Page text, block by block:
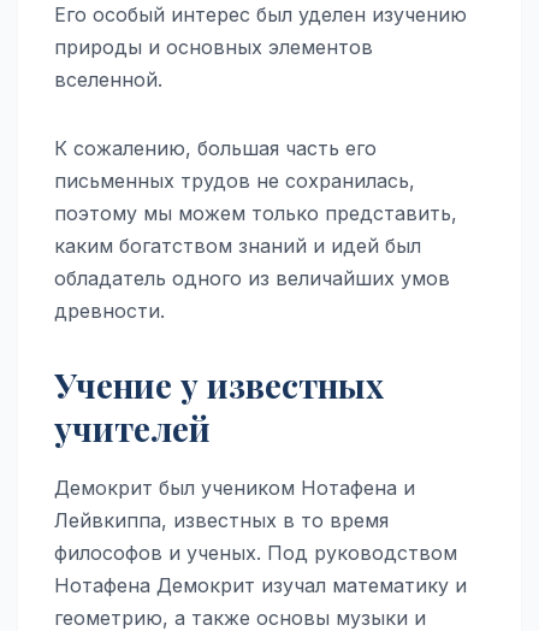
Его особый интерес был уделен изучению
природы и основных элементов
вселенной.
К сожалению, большая часть его
письменных трудов не сохранилась,
поэтому мы можем только представить,
каким богатством знаний и идей был
обладатель одного из величайших умов
древности.
Учение у известных
учителей
Демокрит был учеником Нотафена и
Лейвкиппа, известных в то время
философов и ученых. Под руководством
Нотафена Демокрит изучал математику и
геометрию, а также основы музыки и